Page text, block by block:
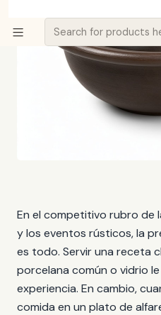
En el competitivo rubro de
y los eventos rústicos, la
es todo. Servir una receta
porcelana común o vidrio
experiencia. En cambio,
comida en un plato de